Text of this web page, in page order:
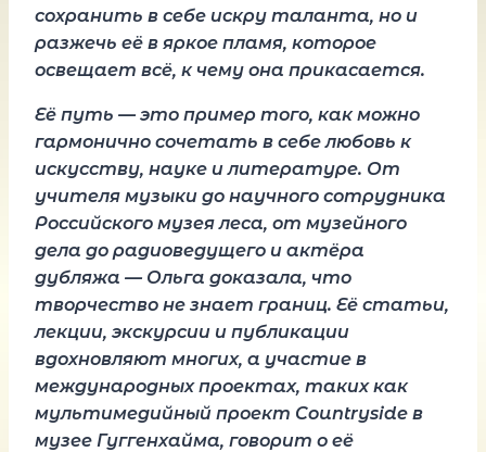
сохранить в себе искру таланта, но и
разжечь её в яркое пламя, которое
освещает всё, к чему она прикасается.
Её путь — это пример того, как можно
гармонично сочетать в себе любовь к
искусству, науке и литературе. От
учителя музыки до научного сотрудника
Российского музея леса, от музейного
дела до радиоведущего и актёра
дубляжа — Ольга доказала, что
творчество не знает границ. Её статьи,
лекции, экскурсии и публикации
вдохновляют многих, а участие в
международных проектах, таких как
мультимедийный проект Countryside в
музее Гуггенхайма, говорит о её